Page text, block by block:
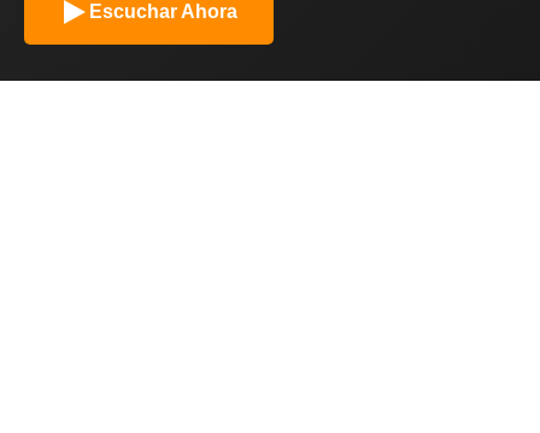
Escuchar Ahora